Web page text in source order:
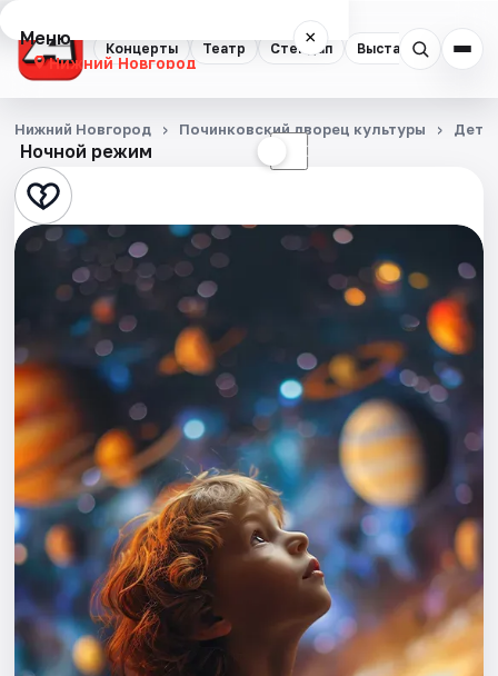
Концерты Театр Стендап Выставки
Меню ×
Нижний Новгород
Концерты
Театр
Стендап
Выставки
Квесты
Экскурсии
Спорт
События
Города
Площадки
Артисты
Ночной режим ☾
Нижний Новгород Починковский дворец культуры